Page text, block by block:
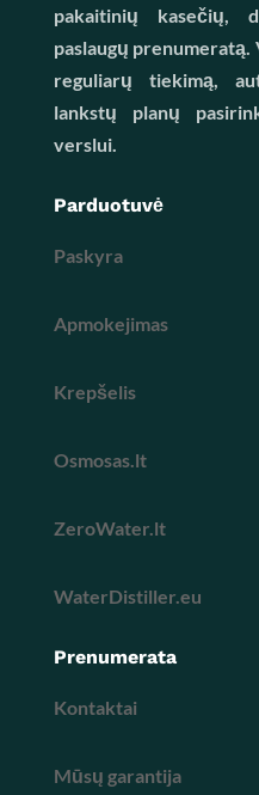
pakaitinių kasečių,
paslaugų
reguliarų tiekimą,
lankstų planų
verslui.
Parduotuvė
Paskyra
Apmokejimas
Krepšelis
Osmosas.lt
ZeroWater.lt
WaterDistiller.eu
Prenumerata
Kontaktai
Mūsų garantija